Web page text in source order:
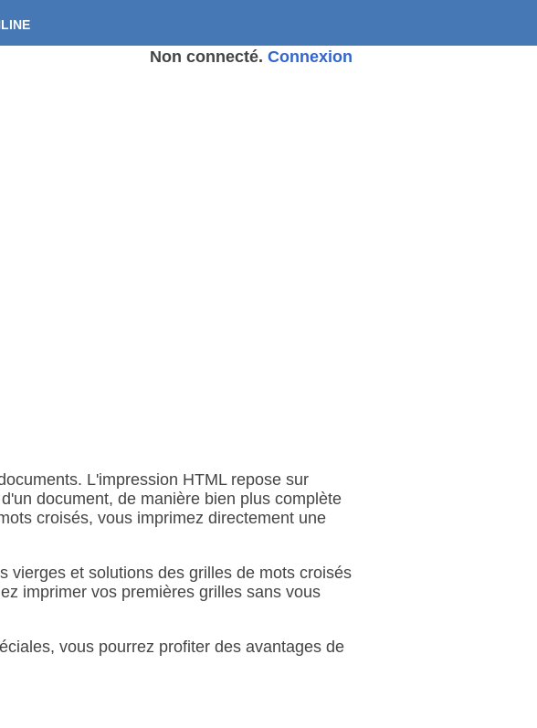
Non connecté.Connexion
L'impression HTML repose sur
document, de manière bien plus complète
croisés, vous imprimez directement une
vierges et solutions des grilles de mots croisés
imprimer vos premières grilles sans vous
vous pourrez profiter des avantages de